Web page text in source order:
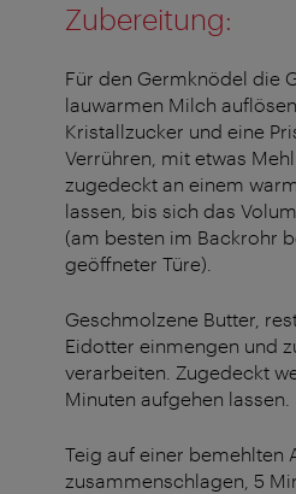
Zubereitung:
Für den Germknödel die
lauwarmen Milch
Kristallzucker und eine
Verrühren, mit etwas
zugedeckt an einem
lassen, bis sich das
(am besten im Backrohr
geöffneter Türe).
Geschmolzene Butter,
Eidotter einmengen und
verarbeiten. Zugedeckt
Minuten aufgehen lassen.
Teig auf einer bemehlten
zusammenschlagen, 5